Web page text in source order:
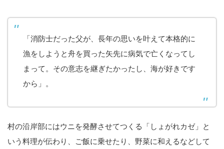
「消防士だった父が、長年の思いを叶えて本格的に
漁をしようと舟を買った矢先に病気で亡くなってし
まって。その意志を継ぎたかったし、海が好きです
から」。
村の沿岸部にはウニを発酵させてつくる「しょがれカゼ」と
いう料理が伝わり、ご飯に乗せたり、野菜に和えるなどして